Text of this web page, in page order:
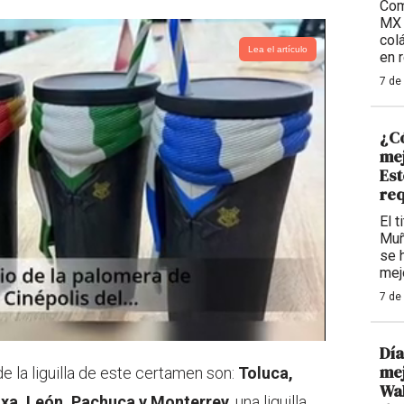
Lea el artículo
la liguilla de este certamen son: Toluca,
en
7 de
El
se
7 de